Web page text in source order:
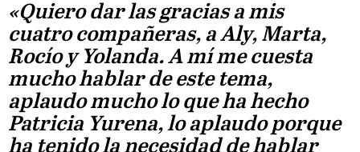
«Quiero dar las gracias a mis
cuatro compañeras, a Aly, Marta,
Rocío y Yolanda. A mí me cuesta
mucho hablar de este tema,
aplaudo mucho lo que ha hecho
Patricia Yurena, lo aplaudo porque
ha tenido la necesidad de hablar